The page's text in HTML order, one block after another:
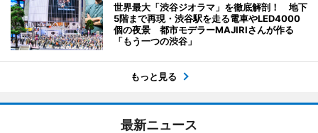
世界最大「渋谷ジオラマ」を徹底解剖！ 地下
5階まで再現・渋谷駅を走る電車やLED4000
個の夜景 都市モデラーMAJIRIさんが作る
「もう一つの渋谷」
もっと見る
最新ニュース